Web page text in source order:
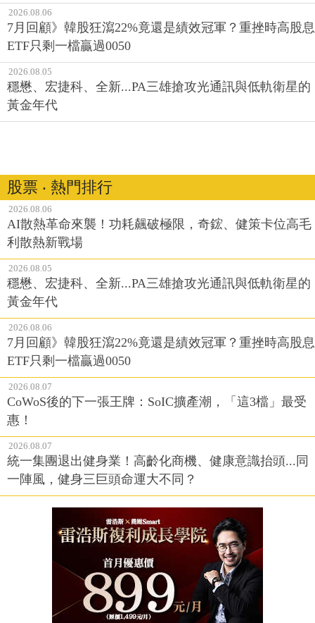
2026.08.06
7月回顧》韓股狂瀉22%竟還是績效冠軍？重挫時高股息
ETF只剩一檔贏過0050
2026.08.05
穩懋、宏捷科、全新...PA三雄搶攻光通訊與低軌衛星的
黃金年代
股票 ‧ 熱門排行
2026.08.06
AI散熱革命來襲！功耗飆破極限，奇鋐、健策卡位高毛
利散熱新戰場
2026.08.05
穩懋、宏捷科、全新...PA三雄搶攻光通訊與低軌衛星的
黃金年代
2026.08.06
7月回顧》韓股狂瀉22%竟還是績效冠軍？重挫時高股息
ETF只剩一檔贏過0050
2026.08.07
CoWoS後的下一張王牌：SoIC擴產潮，「這3檔」最受
惠！
2026.08.07
統一集團退出健身業！高齡化商機、健康意識抬頭...同
一陣風，健身三巨頭命運大不同？